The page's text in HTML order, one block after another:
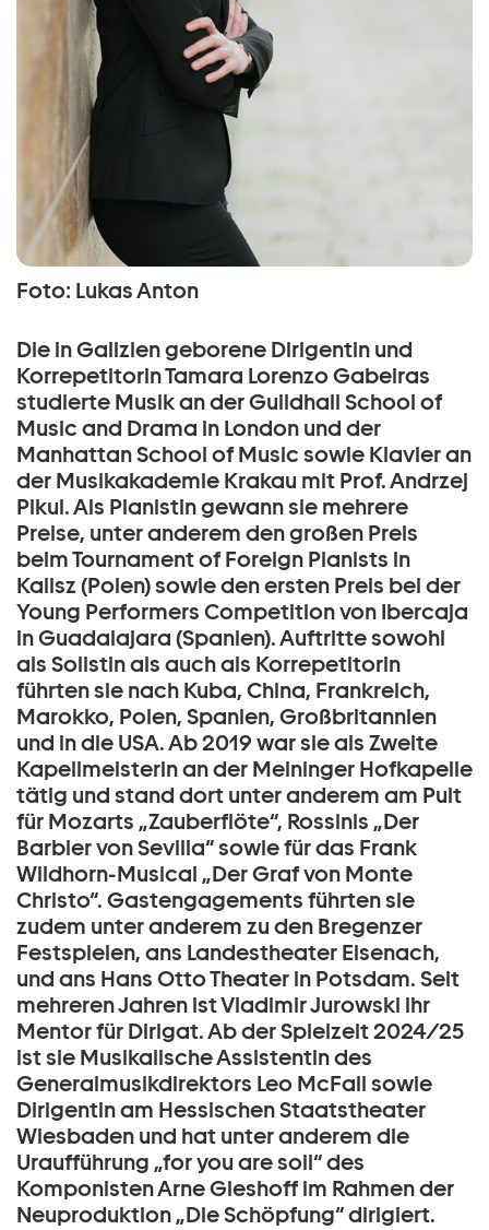
Foto: Lukas Anton
Die in Galizien geborene Dirigentin und
Korrepetitorin Tamara Lorenzo Gabeiras
studierte Musik an der Guildhall School of
Music and Drama in London und der
Manhattan School of Music sowie Klavier an
der Musikakademie Krakau mit Prof. Andrzej
Pikul. Als Pianistin gewann sie mehrere
Preise, unter anderem den großen Preis
beim Tournament of Foreign Pianists in
Kalisz (Polen) sowie den ersten Preis bei der
Young Performers Competition von Ibercaja
in Guadalajara (Spanien). Auftritte sowohl
als Solistin als auch als Korrepetitorin
führten sie nach Kuba, China, Frankreich,
Marokko, Polen, Spanien, Großbritannien
und in die USA. Ab 2019 war sie als Zweite
Kapellmeisterin an der Meininger Hofkapelle
tätig und stand dort unter anderem am Pult
für Mozarts „Zauberflöte“, Rossinis „Der
Barbier von Sevilla“ sowie für das Frank
Wildhorn-Musical „Der Graf von Monte
Christo“. Gastengagements führten sie
zudem unter anderem zu den Bregenzer
Festspielen, ans Landestheater Eisenach,
und ans Hans Otto Theater in Potsdam. Seit
mehreren Jahren ist Vladimir Jurowski ihr
Mentor für Dirigat. Ab der Spielzeit 2024/25
ist sie Musikalische Assistentin des
Generalmusikdirektors Leo McFall sowie
Dirigentin am Hessischen Staatstheater
Wiesbaden und hat unter anderem die
Uraufführung „for you are soil“ des
Komponisten Arne Gieshoff im Rahmen der
Neuproduktion „Die Schöpfung“ dirigiert.